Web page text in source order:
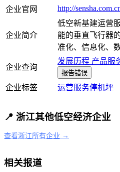
企业官网
http://
企业简介
低空新基建运营
能的垂直飞行器
准化、信息化、
企业查询
发展历程 产品服
报告错误
企业标签 运营服务停机坪
📍 浙江其他低空经济企业
查看浙江所有企业 →
相关报道